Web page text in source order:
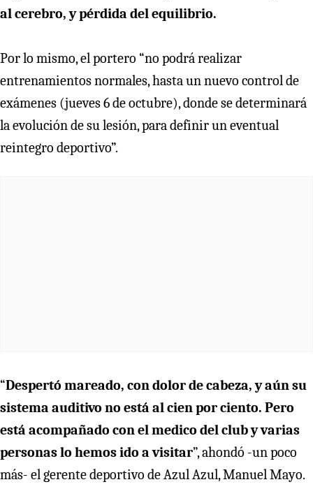
al cerebro, y pérdida del equilibrio.
Por lo mismo, el portero “no podrá realizar
entrenamientos normales, hasta un nuevo control de
exámenes (jueves 6 de octubre), donde se determinará
la evolución de su lesión, para definir un eventual
reintegro deportivo”.
“Despertó mareado, con dolor de cabeza, y aún su
sistema auditivo no está al cien por ciento. Pero
está acompañado con el medico del club y varias
personas lo hemos ido a visitar”, ahondó -un poco
más- el gerente deportivo de Azul Azul, Manuel Mayo.